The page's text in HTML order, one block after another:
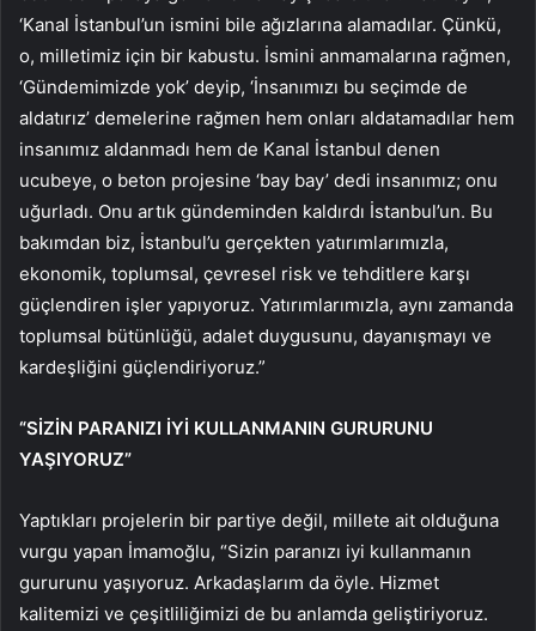
‘Kanal İstanbul’un ismini bile ağızlarına alamadılar. Çünkü,
o, milletimiz için bir kabustu. İsmini anmamalarına rağmen,
‘Gündemimizde yok’ deyip, ‘İnsanımızı bu seçimde de
aldatırız’ demelerine rağmen hem onları aldatamadılar hem
insanımız aldanmadı hem de Kanal İstanbul denen
ucubeye, o beton projesine ‘bay bay’ dedi insanımız; onu
uğurladı. Onu artık gündeminden kaldırdı İstanbul’un. Bu
bakımdan biz, İstanbul’u gerçekten yatırımlarımızla,
ekonomik, toplumsal, çevresel risk ve tehditlere karşı
güçlendiren işler yapıyoruz. Yatırımlarımızla, aynı zamanda
toplumsal bütünlüğü, adalet duygusunu, dayanışmayı ve
kardeşliğini güçlendiriyoruz.”
“SİZİN PARANIZI İYİ KULLANMANIN GURURUNU
YAŞIYORUZ”
Yaptıkları projelerin bir partiye değil, millete ait olduğuna
vurgu yapan İmamoğlu, “Sizin paranızı iyi kullanmanın
gururunu yaşıyoruz. Arkadaşlarım da öyle. Hizmet
kalitemizi ve çeşitliliğimizi de bu anlamda geliştiriyoruz.